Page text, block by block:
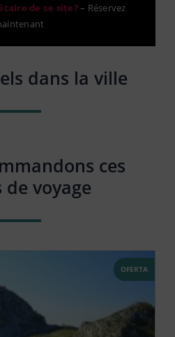
de ce site?– Réservez
dans la ville
ces
de voyage
OFERTA